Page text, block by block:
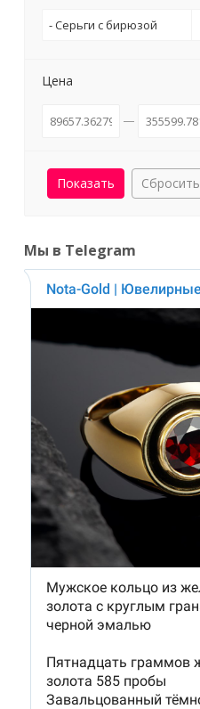
- Серьги с бирюзой
Цена
Сбросить
Мы в Telegram